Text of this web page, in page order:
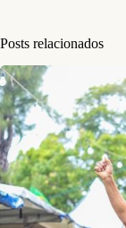
Posts relacionados